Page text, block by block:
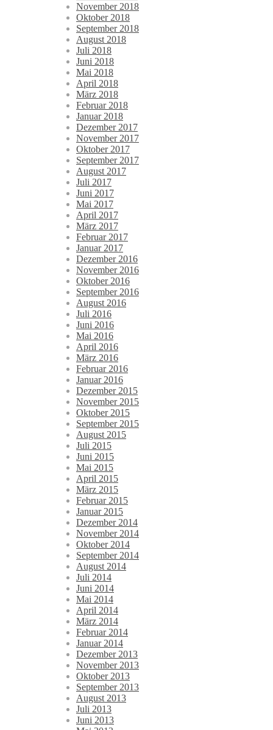
November 2018
Oktober 2018
September 2018
August 2018
Juli 2018
Juni 2018
Mai 2018
April 2018
März 2018
Februar 2018
Januar 2018
Dezember 2017
November 2017
Oktober 2017
September 2017
August 2017
Juli 2017
Juni 2017
Mai 2017
April 2017
März 2017
Februar 2017
Januar 2017
Dezember 2016
November 2016
Oktober 2016
September 2016
August 2016
Juli 2016
Juni 2016
Mai 2016
April 2016
März 2016
Februar 2016
Januar 2016
Dezember 2015
November 2015
Oktober 2015
September 2015
August 2015
Juli 2015
Juni 2015
Mai 2015
April 2015
März 2015
Februar 2015
Januar 2015
Dezember 2014
November 2014
Oktober 2014
September 2014
August 2014
Juli 2014
Juni 2014
Mai 2014
April 2014
März 2014
Februar 2014
Januar 2014
Dezember 2013
November 2013
Oktober 2013
September 2013
August 2013
Juli 2013
Juni 2013